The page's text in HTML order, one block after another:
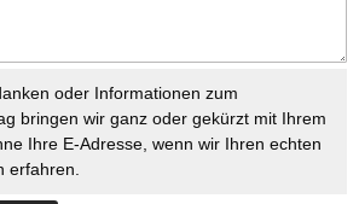
oder Informationen zum
bringen wir ganz oder gekürzt mit Ihrem
Ihre E-Adresse, wenn wir Ihren echten
erfahren.